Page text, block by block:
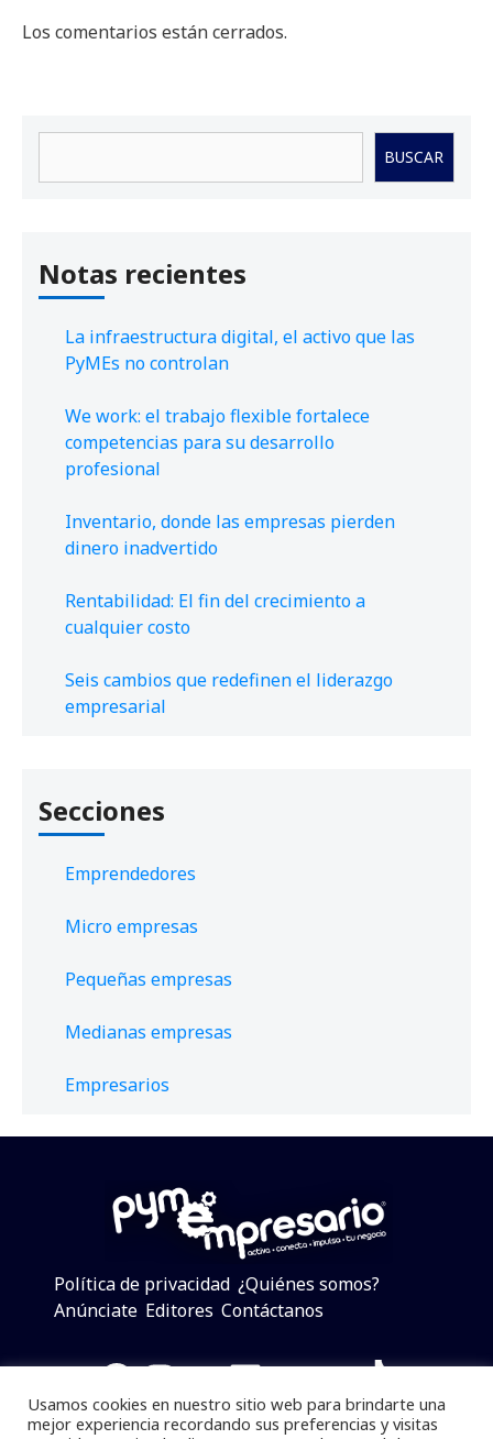
Los comentarios están cerrados.
BUSCAR
Notas recientes
La infraestructura digital, el activo que las
PyMEs no controlan
We work: el trabajo flexible fortalece
competencias para su desarrollo
profesional
Inventario, donde las empresas pierden
dinero inadvertido
Rentabilidad: El fin del crecimiento a
cualquier costo
Seis cambios que redefinen el liderazgo
empresarial
Secciones
Emprendedores
Micro empresas
Pequeñas empresas
Medianas empresas
Empresarios
Política de privacidad ¿Quiénes somos?
Anúnciate Editores Contáctanos
Facebook
Instagram
Twitter
LinkedIn
Telegram
YouTube
TikTok
Usamos cookies en nuestro sitio web para brindarte una
mejor experiencia recordando sus preferencias y visitas